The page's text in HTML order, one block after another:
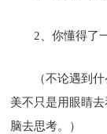
2、你懂得了
（不论遇到
美不只是用眼睛
脑去思考。）